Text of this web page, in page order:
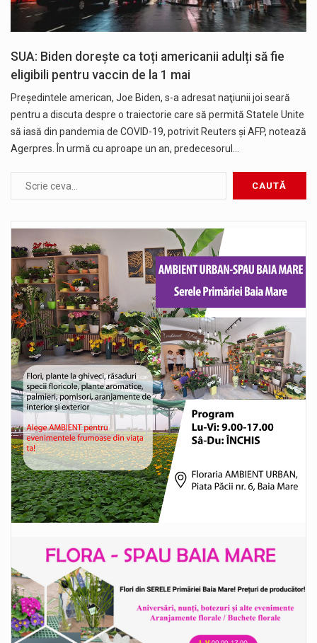
SUA: Biden dorește ca toți americanii adulți să fie
eligibili pentru vaccin de la 1 mai
Preşedintele american, Joe Biden, s-a adresat naţiunii joi seară
pentru a discuta despre o traiectorie care să permită Statele Unite
să iasă din pandemia de COVID-19, potrivit Reuters şi AFP, notează
Agerpres. În urmă cu aproape un an, predecesorul…